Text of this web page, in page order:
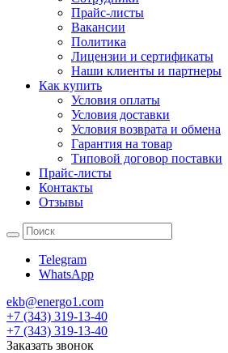
Прайс-листы
Вакансии
Политика
Лицензии и сертификаты
Наши клиенты и партнеры
Как купить
Условия оплаты
Условия доставки
Условия возврата и обмена
Гарантия на товар
Типовой договор поставки
Прайс-листы
Контакты
Отзывы
Telegram
WhatsApp
ekb@energo1.com
+7 (343) 319-13-40
+7 (343) 319-13-40
Заказать звонок